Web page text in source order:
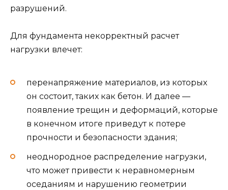
разрушений.
Для фундамента некорректный расчет
нагрузки влечет:
перенапряжение материалов, из которых
он состоит, таких как бетон. И далее —
появление трещин и деформаций, которые
в конечном итоге приведут к потере
прочности и безопасности здания;
неоднородное распределение нагрузки,
что может привести к неравномерным
оседаниям и нарушению геометрии